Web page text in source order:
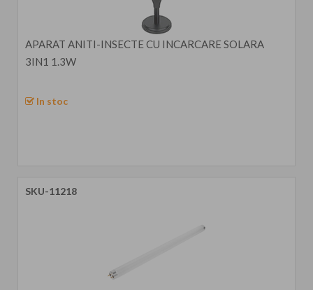
APARAT ANITI-INSECTE CU INCARCARE SOLARA
3IN1 1.3W
In stoc
SKU-11218